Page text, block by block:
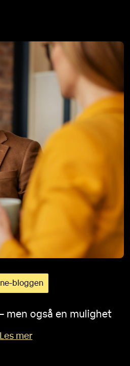
bloggen
men også en mulighet
Les mer